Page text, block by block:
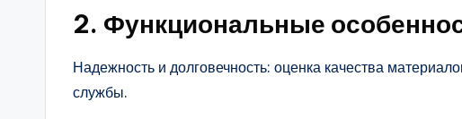
2. Функциональные
Надежность и долговечность: оценка качества
службы.